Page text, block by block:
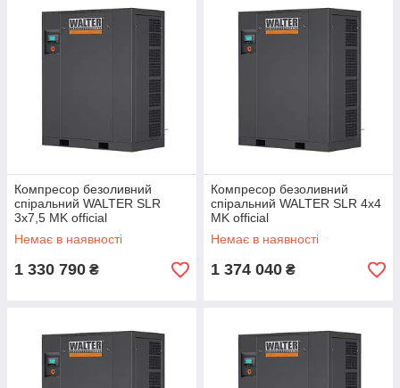
Компресор безоливний
спіральний WALTER SLR
3x7,5 MK official
Немає в наявності
1 330 790 ₴
Компресор безоливний
спіральний WALTER SLR 4x4
MK official
Немає в наявності
1 374 040 ₴